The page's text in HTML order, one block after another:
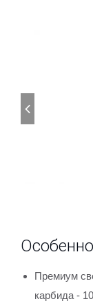
Премиум
карбида -